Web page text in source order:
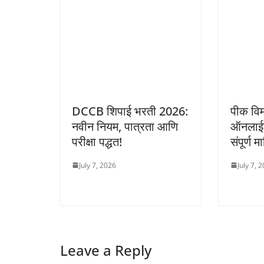
DCCB शिपाई भरती 2026:
नवीन नियम, पात्रता आणि
परीक्षा पद्धत!
July 7, 2026
पीक
संपूर्ण
July 7,
Leave a Reply